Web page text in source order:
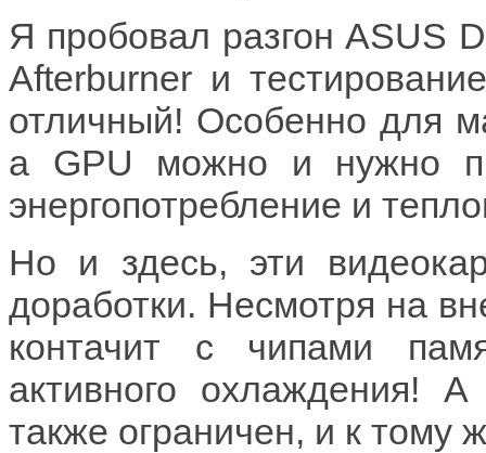
Я пробовал разгон ASUS
Afterburner и
отличный! Особенно для
а GPU можно и нужно
энергопотребление и
Но и здесь, эти
доработки. Несмотря на
контачит с чипами
активного охлаждения!
также ограничен, и к тому